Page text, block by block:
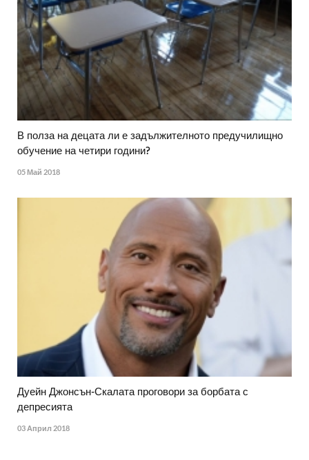
В полза на децата ли е задължителното предучилищно
обучение на четири години?
05 Май 2018
Дуейн Джонсън-Скалата проговори за борбата с
депресията
03 Април 2018